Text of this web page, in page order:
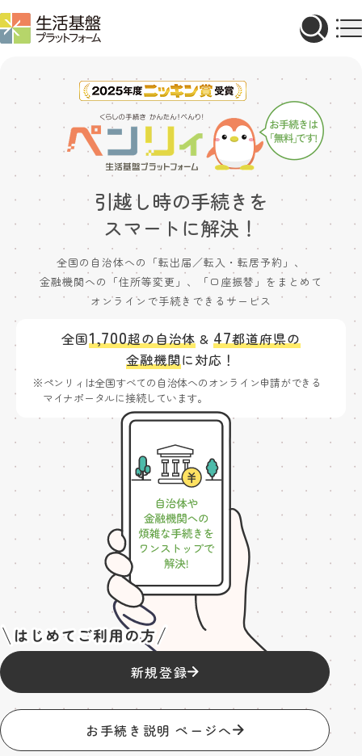
引越し時の手続きを
スマートに解決！
全国の自治体への「転出届／転入・転居予約」、
金融機関への「住所等変更」、「口座振替」をまとめて
オンラインで手続きできるサービス
新規登録
お手続き説明 ページへ
全国1,700超の自治体 &47都道府県の
金融機関に対応！
※ペンリィは全国すべての自治体へのオンライン申請ができる
マイナポータルに接続しています。